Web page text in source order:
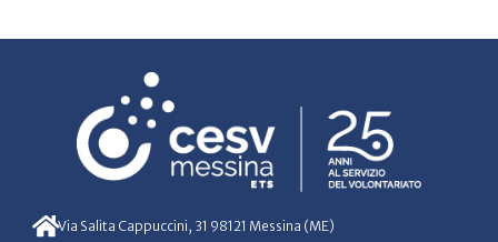
Via Salita Cappuccini, 31 98121 Messina (ME)